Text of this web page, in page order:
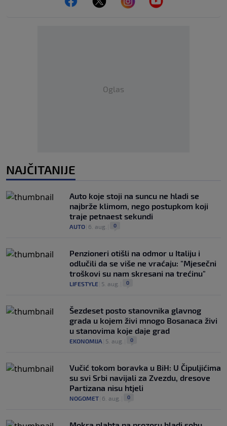
Oglas
NAJČITANIJE
Auto koje stoji na suncu ne hladi se
najbrže klimom, nego postupkom koji
traje petnaest sekundi
AUTO 6. aug. 0
Penzioneri otišli na odmor u Italiju i
odlučili da se više ne vraćaju: "Mjesečni
troškovi su nam skresani na trećinu"
LIFESTYLE 5. aug. 0
Šezdeset posto stanovnika glavnog
grada u kojem živi mnogo Bosanaca živi
u stanovima koje daje grad
EKONOMIJA 5. aug. 0
Vučić tokom boravka u BiH: U Čipuljićima
su svi Srbi navijali za Zvezdu, dresove
Partizana nisu htjeli
NOGOMET 6. aug. 0